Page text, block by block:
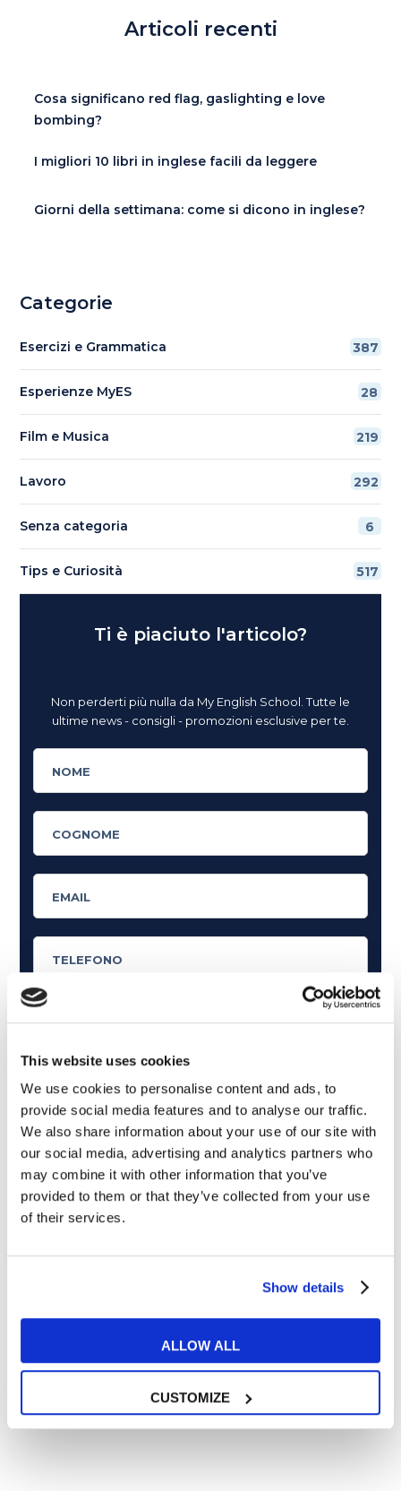
This website uses cookies
We use cookies to personalise content and ads, to
provide social media features and to analyse our traffic.
We also share information about your use of our site with
our social media, advertising and analytics partners who
may combine it with other information that you’ve
provided to them or that they’ve collected from your use
of their services.
Show details
ALLOW ALL
CUSTOMIZE
Articoli recenti
Cosa significano red flag, gaslighting e love
bombing?
I migliori 10 libri in inglese facili da leggere
Giorni della settimana: come si dicono in inglese?
Categorie
Esercizi e Grammatica 387
Esperienze MyES 28
Film e Musica 219
Lavoro 292
Senza categoria 6
Tips e Curiosità 517
Ti è piaciuto l'articolo?
Non perderti più nulla da My English School. Tutte le
ultime news - consigli - promozioni esclusive per te.
Cosa ti piace leggere?
Articoli dedicati alla grammatica inglese
Articoli dedicati a inglese nel mondo del lavoro
Articoli con tips e new sulla lingua inglese
Articoli divertenti su film e musica
In quanto di età superiore ai 16 anni, dichiaro di acconsentire
al trattamento dei miei dati personali in conformità
RICHIEDI INFORMAZIONI